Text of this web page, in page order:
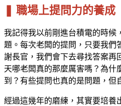
❚ 職場上提問力的養成
我記得我以前剛進台積電的時候
題。每次老闆的提問，只要我們
謝長官，我們會下去尋找答案再
天哪老闆真的那麼厲害嗎？為什
到？有些提問也真的是問題，但
經過這幾年的磨練，其實要培養